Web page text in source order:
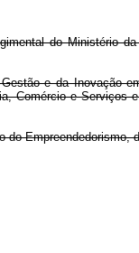
do Ministério
e da Inovação
Comércio e Serviços
do Empreendedorismo,